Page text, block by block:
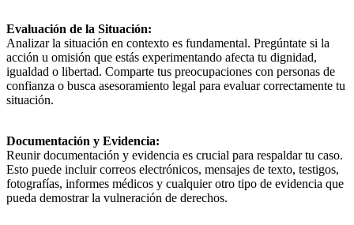
Evaluación de la Situación:
Analizar la situación en contexto es fundamental. Pregúntate si la
acción u omisión que estás experimentando afecta tu dignidad,
igualdad o libertad. Comparte tus preocupaciones con personas de
confianza o busca asesoramiento legal para evaluar correctamente tu
situación.
Documentación y Evidencia:
Reunir documentación y evidencia es crucial para respaldar tu caso.
Esto puede incluir correos electrónicos, mensajes de texto, testigos,
fotografías, informes médicos y cualquier otro tipo de evidencia que
pueda demostrar la vulneración de derechos.